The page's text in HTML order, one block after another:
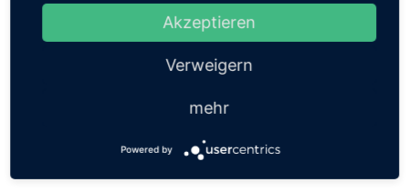
Akzeptieren
Verweigern
mehr
Powered by